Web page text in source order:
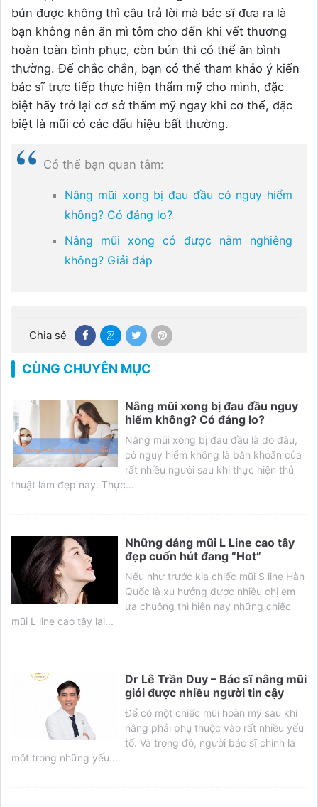
bún được không thì câu trả lời mà bác sĩ đưa ra là
bạn không nên ăn mì tôm cho đến khi vết thương
hoàn toàn bình phục, còn bún thì có thể ăn bình
thường. Để chắc chắn, bạn có thể tham khảo ý kiến
bác sĩ trực tiếp thực hiện thẩm mỹ cho mình, đặc
biệt hãy trở lại cơ sở thẩm mỹ ngay khi cơ thể, đặc
biệt là mũi có các dấu hiệu bất thường.
Có thể bạn quan tâm:
Nâng mũi xong bị đau đầu có nguy hiểm
không? Có đáng lo?
Nâng mũi xong có được nằm nghiêng
không? Giải đáp
Chia sẻ
CÙNG CHUYÊN MỤC
Nâng mũi xong bị đau đầu nguy
hiểm không? Có đáng lo?
Nâng mũi xong bị đau đầu là do đâu,
có nguy hiểm không là băn khoăn của
rất nhiều người sau khi thực hiện thủ
thuật làm đẹp này. Thực...
Những dáng mũi L Line cao tây
đẹp cuốn hút đang “Hot”
Nếu như trước kia chiếc mũi S line Hàn
Quốc là xu hướng được nhiều chị em
ưa chuộng thì hiện nay những chiếc
mũi L line cao tây lại...
Dr Lê Trần Duy – Bác sĩ nâng mũi
giỏi được nhiều người tin cậy
Để có một chiếc mũi hoàn mỹ sau khi
nâng phải phụ thuộc vào rất nhiều yếu
tố. Và trong đó, người bác sĩ chính là
một trong những yếu...